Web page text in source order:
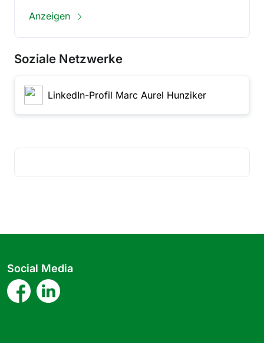
Anzeigen
Soziale Netzwerke
LinkedIn-Profil Marc Aurel Hunziker
Social Media